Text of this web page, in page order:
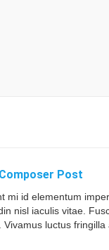
Post
mi id elementum
nisl iaculis vitae.
luctus fringilla